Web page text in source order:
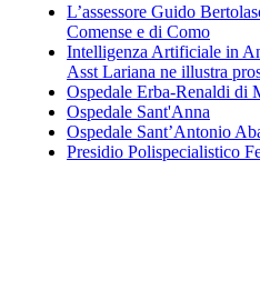
L’assessore Guido
Comense e di Como
Intelligenza Artificiale in
Asst Lariana ne illustra
Ospedale Erba-Renaldi di
Ospedale Sant'Anna
Ospedale Sant’Antonio
Presidio Polispecialistico